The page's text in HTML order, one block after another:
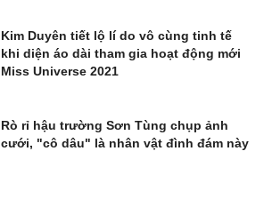
Kim Duyên tiết lộ lí do vô cùng tinh tế
khi diện áo dài tham gia hoạt động mới
Miss Universe 2021
Rò rỉ hậu trường Sơn Tùng chụp ảnh
cưới, "cô dâu" là nhân vật đình đám này